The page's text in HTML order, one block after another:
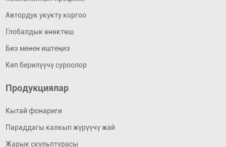
Автордук укукту коргоо
Глобалдык өнөктөш
Биз менен иштеңиз
Көп берилүүчү суроолор
Продукциялар
Кытай фонариги
Параддагы калкып жүрүүчү жай
Жарык скульптурасы